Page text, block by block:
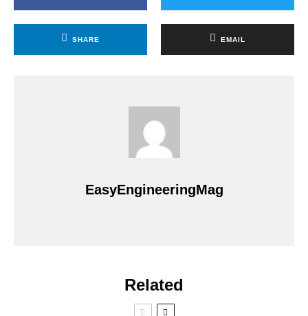
SHARE EMAIL
EasyEngineeringMag
Related